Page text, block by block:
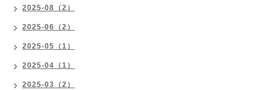
2025-08（2）
2025-06（2）
2025-05（1）
2025-04（1）
2025-03（2）